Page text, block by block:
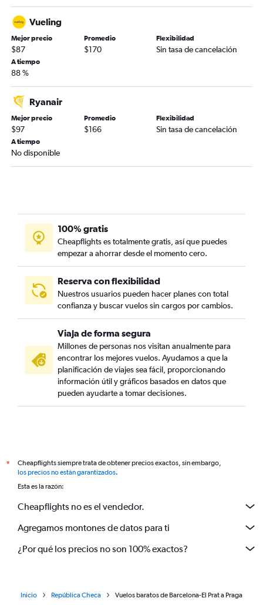
Vueling
Mejor precio
$87
Promedio
$170
Flexibilidad
Sin tasa de cancelación
A tiempo
88 %
Ryanair
Mejor precio
$97
Promedio
$166
Flexibilidad
Sin tasa de cancelación
A tiempo
No disponible
100% gratis
Cheapflights es totalmente gratis, así que puedes
empezar a ahorrar desde el momento cero.
Reserva con flexibilidad
Nuestros usuarios pueden hacer planes con total
confianza y buscar vuelos sin cargos por cambios.
Viaja de forma segura
Millones de personas nos visitan anualmente para
encontrar los mejores vuelos. Ayudamos a que la
planificación de viajes sea fácil, proporcionando
información útil y gráficos basados en datos que
pueden ayudarte a tomar decisiones.
*
Cheapflights siempre trata de obtener precios exactos, sin embargo,
los precios no están garantizados.
Esta es la razón:
Cheapflights no es el vendedor.
Agregamos montones de datos para ti
¿Por qué los precios no son 100% exactos?
Inicio República Checa Vuelos baratos de Barcelona-El Prat a Praga